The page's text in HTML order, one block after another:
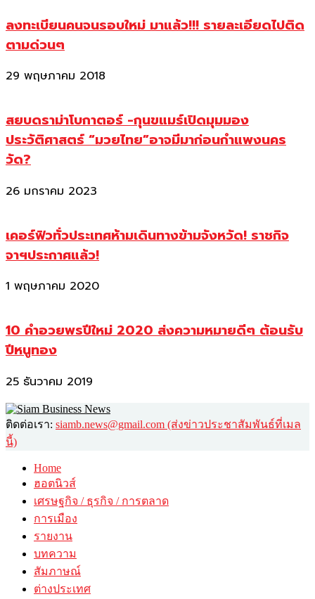
ลงทะเบียนคนจนรอบใหม่ มาแล้ว!!! รายละเอียดไปติด
ตามด่วนๆ
29 พฤษภาคม 2018
สยบดราม่าโบกาตอร์ -กุนขแมร์เปิดมุมมอง
ประวัติศาสตร์ “มวยไทย”อาจมีมาก่อนกำแพงนคร
วัด?
26 มกราคม 2023
เคอร์ฟิวทั่วประเทศห้ามเดินทางข้ามจังหวัด! ราชกิจ
จาฯประกาศแล้ว!
1 พฤษภาคม 2020
10 คำอวยพรปีใหม่ 2020 ส่งความหมายดีๆ ต้อนรับ
ปีหนูทอง
25 ธันวาคม 2019
ติดต่อเรา: siamb.news@gmail.com (ส่งข่าวประชาสัมพันธ์ที่เมล
นี้)
Home
ฮอตนิวส์
เศรษฐกิจ / ธุรกิจ / การตลาด
การเมือง
รายงาน
บทความ
สัมภาษณ์
ต่างประเทศ